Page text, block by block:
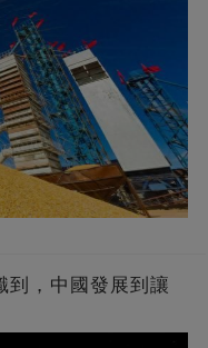
到，中國發展到讓